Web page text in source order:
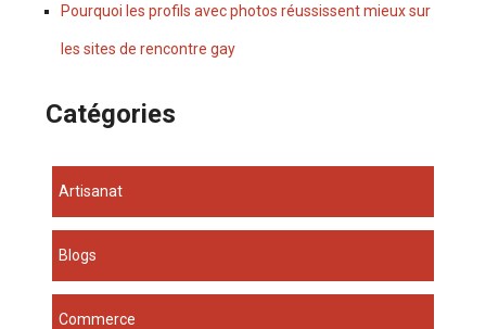
Pourquoi les profils avec photos réussissent mieux sur
les sites de rencontre gay
Catégories
Artisanat
Blogs
Commerce